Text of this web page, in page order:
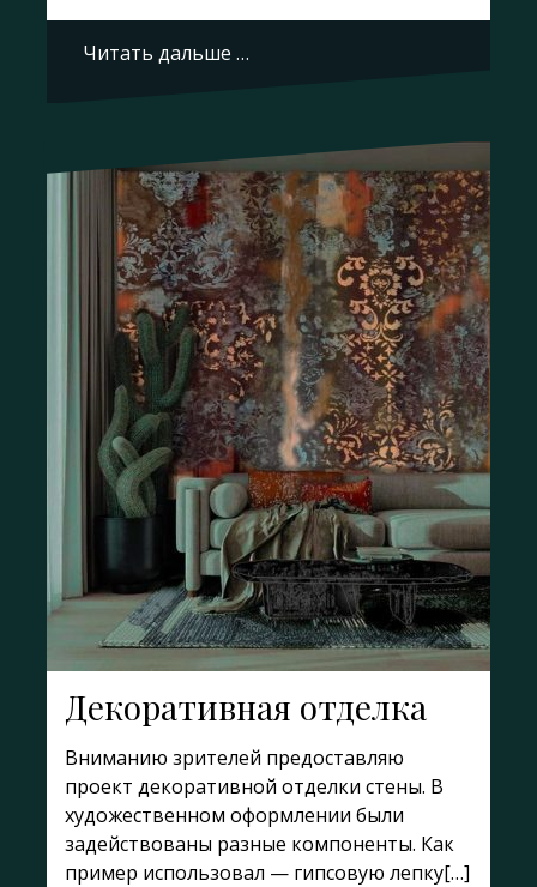
Читать дальше …
Декоративная отделка
Вниманию зрителей предоставляю
проект декоративной отделки стены. В
художественном оформлении были
задействованы разные компоненты. Как
пример использовал — гипсовую лепку[…]